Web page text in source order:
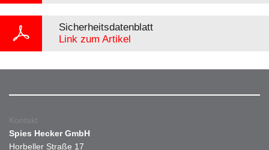
Sicherheitsdatenblatt
Link zum Artikel
Kontakt
Spies Hecker GmbH
Horbeller Straße 17